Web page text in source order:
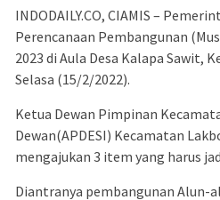
INDODAILY.CO, CIAMIS –
Perencanaan Pembangunan
2023 di Aula Desa Kalapa Sawit,
Selasa (15/2/2022).
Ketua Dewan Pimpinan
Dewan(APDESI) Kecamatan
mengajukan 3 item yang harus
Diantranya pembangunan Alun-